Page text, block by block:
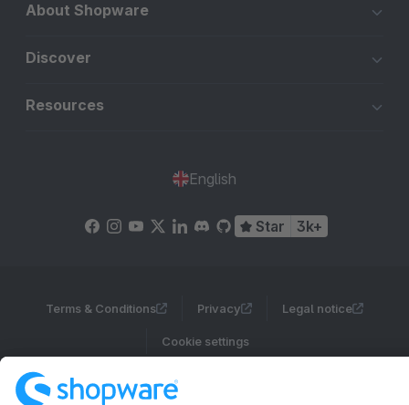
About Shopware
Discover
Resources
English
Star 3k+
Terms & Conditions Privacy Legal notice
Cookie settings
Copyright © shopware AG - All rights reserved
Notice: * All prices are quoted net of the statutory value-added tax